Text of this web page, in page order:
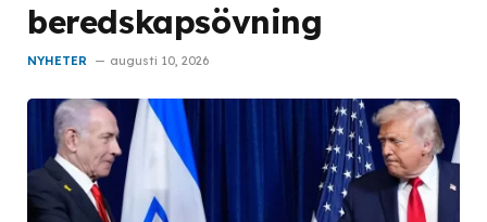
beredskapsövning
NYHETER augusti 10, 2026